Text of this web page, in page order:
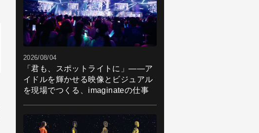
2026/08/04
「君も、スポットライトに」――ア
イドルを輝かせる映像とビジュアル
を現場でつくる、imaginateの仕事